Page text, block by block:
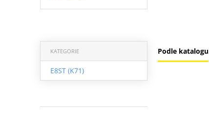
Podle katalogu
KATEGORIE
E8ST (K71)